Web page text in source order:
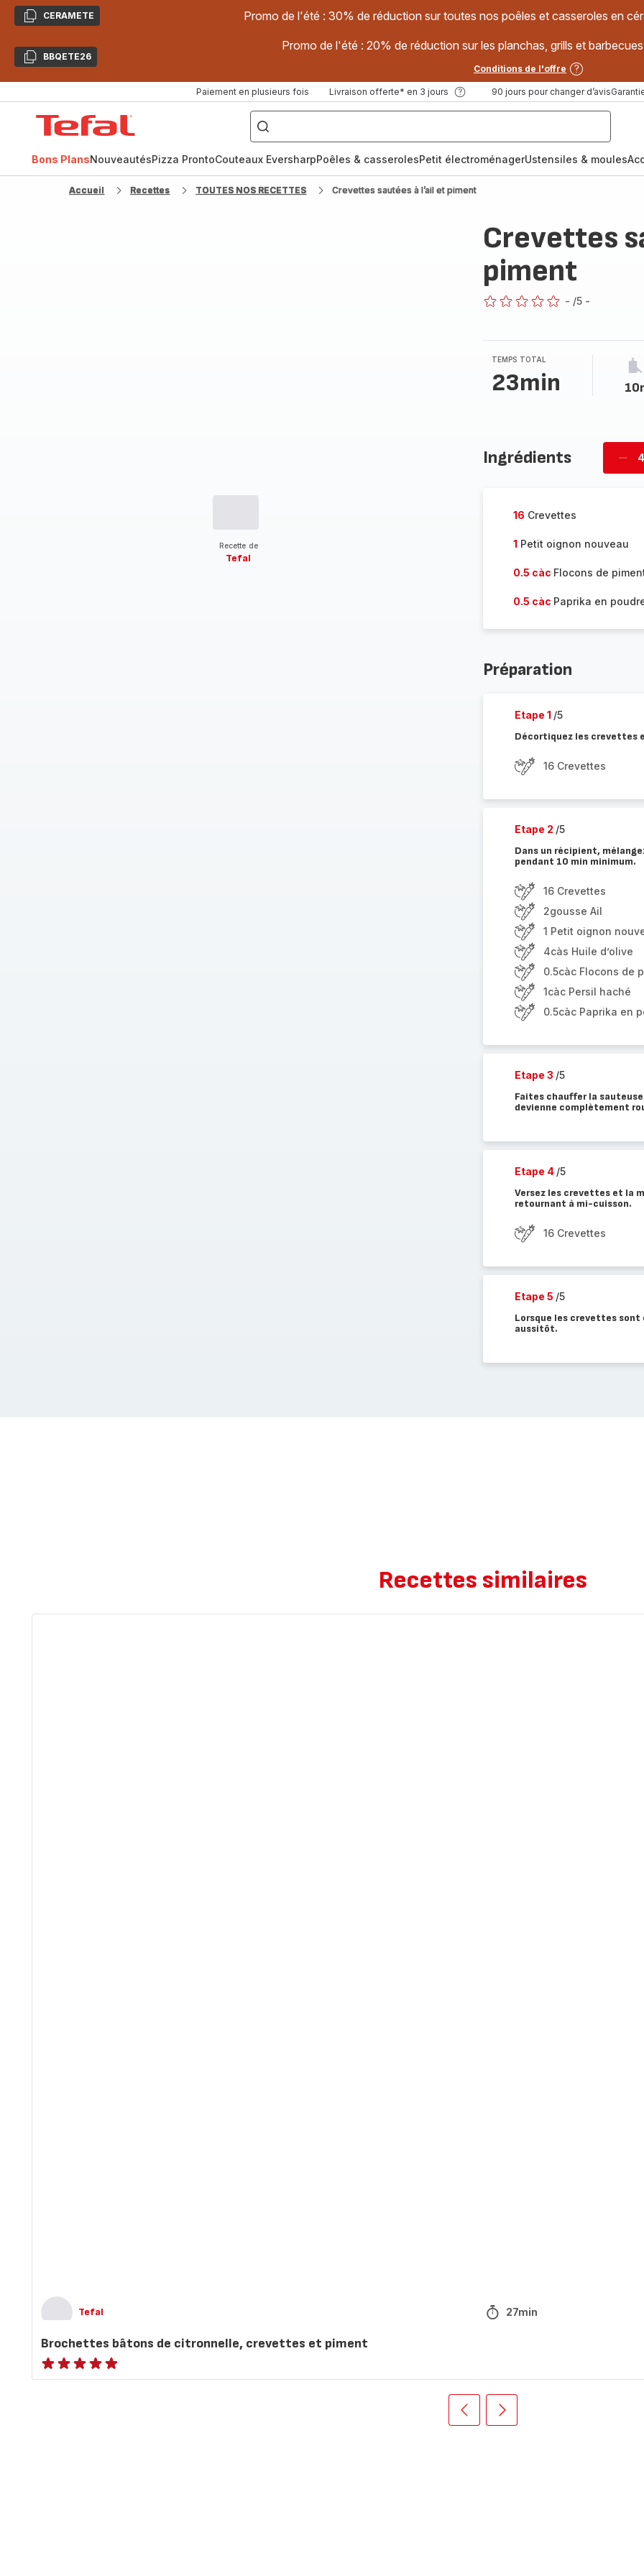
CopierCERAMETE Promo de l'été : 30% de réduction sur toutes nos poêles et casseroles en
CopierBBQETE26
Promo de l'été : 20% de réduction sur les planchas, grills et
Conditions de l'offre
Paiement en plusieurs fois Livraison offerte* en 3 jours 90 jours pour changer d’avis
["Poêles
inox,
Cake
Factory,
Bons PlansNouveautésPizza ProntoCouteaux EversharpPoêles & casserolesPetit électroménagerUstensiles & moules
Accueil Recettes TOUTES NOS RECETTES Crevettes sautées à l’ail et piment
Recette de
Tefal
Crevettes
piment
- /5 -
TEMPS TOTAL
23min
Ingrédients
16 Crevettes
1 Petit oignon nouveau
0.5 càc Flocons de
0.5 càc Paprika en
Préparation
Etape 1 /5
Décortiquez les crevettes
16 Crevettes
Etape 2 /5
Dans un récipient,
pendant 10 min minimum.
16 Crevettes
2gousse Ail
1 Petit oignon
4càs Huile d’olive
0.5càc Flocons de
1càc Persil haché
0.5càc Paprika en
Etape 3 /5
Faites chauffer la
devienne complètement
Etape 4 /5
Versez les crevettes et la
retournant à mi-cuisson.
16 Crevettes
Etape 5 /5
Lorsque les crevettes
aussitôt.
Recettes similaires
Tefal 27min
Brochettes bâtons de citronnelle, crevettes et piment
ratings.NaN
Précédent
Recipe
Suivant
Recipe